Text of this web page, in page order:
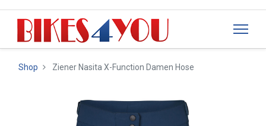
Shop Ziener Nasita X-Function Damen Hose